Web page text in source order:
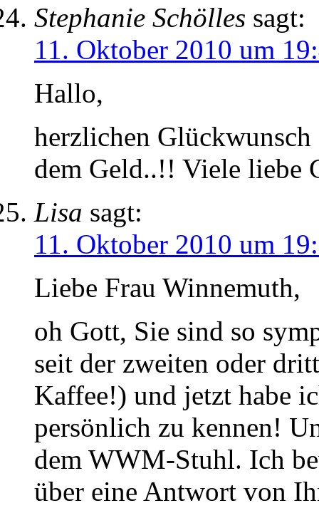
Stephanie Schölles sagt:
11. Oktober 2010 um
Hallo,
herzlichen
dem Geld..!! Viele liebe
Lisa sagt:
11. Oktober 2010 um
Liebe Frau Winnemuth,
oh Gott, Sie sind so
seit der zweiten oder
Kaffee!) und jetzt habe
persönlich zu kennen!
dem WWM-Stuhl. Ich
über eine Antwort von